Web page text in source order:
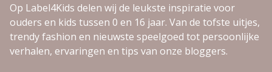
Op Label4Kids delen wij de leukste inspiratie voor
ouders en kids tussen 0 en 16 jaar. Van de tofste uitjes,
trendy fashion en nieuwste speelgoed tot persoonlijke
verhalen, ervaringen en tips van onze bloggers.